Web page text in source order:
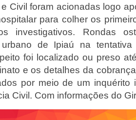
Civil foram acionadas logo
para colher os
investigativos. Rondas
de Ipiaú na
foi localizado ou preso
e os detalhes da
por meio de um inquérito
Civil. Com informações do